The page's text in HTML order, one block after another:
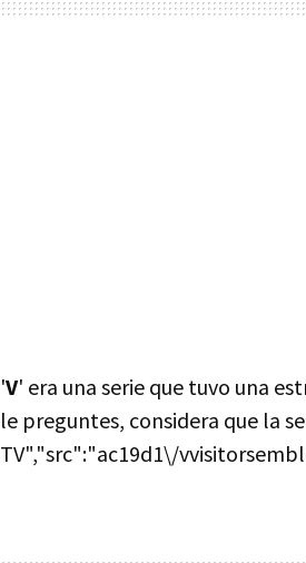
'V' era una serie que tuvo una
le preguntes, considera que la
TV","src":"ac19d1\/